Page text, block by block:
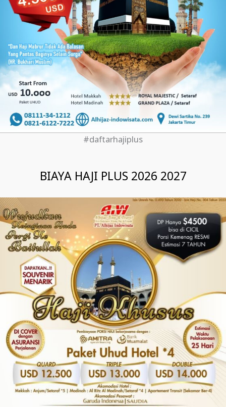
#daftarhajiplus
BIAYA HAJI PLUS 2026 2027